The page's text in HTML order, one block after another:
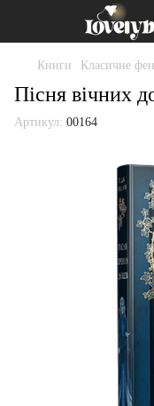
Книги Класичне
Пісня вічних
Артикул: 00164